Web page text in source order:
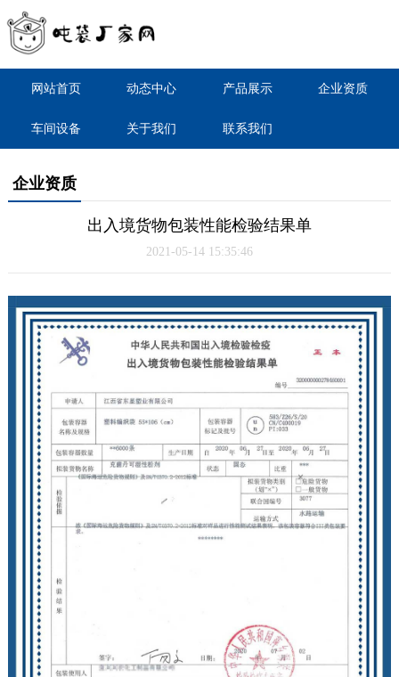
网站首页 动态中心 产品展示 企业资质
车间设备 关于我们 联系我们
企业资质
出入境货物包装性能检验结果单
2021-05-14 15:35:46